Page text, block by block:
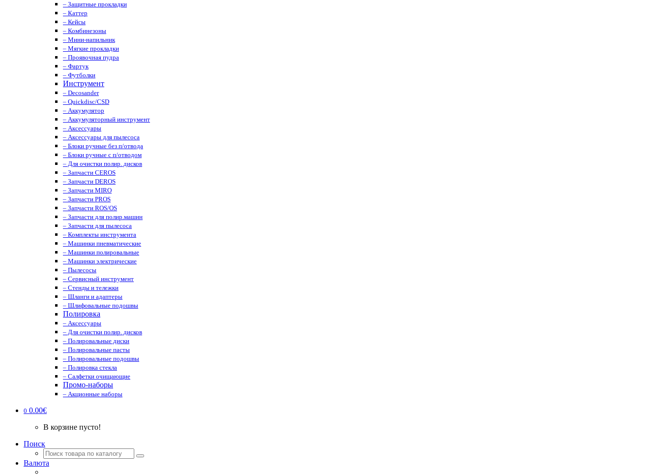
– Защитные прокладки
– Каттер
– Кейсы
– Комбинезоны
– Мини-напильник
– Мягкие прокладки
– Проявочная пудра
– Фартук
– Футболки
Инструмент
– Decosander
– Quickdisc/CSD
– Аккумулятор
– Аккумуляторный инструмент
– Аксессуары
– Аксессуары для пылесоса
– Блоки ручные без п/отвода
– Блоки ручные с п/отводом
– Для очистки полир. дисков
– Запчасти CEROS
– Запчасти DEROS
– Запчасти MIRO
– Запчасти PROS
– Запчасти ROS/OS
– Запчасти для полир.машин
– Запчасти для пылесоса
– Комплекты инструмента
– Машинки пневматические
– Машинки полировальные
– Машинки электрические
– Пылесосы
– Сервисный инструмент
– Стенды и тележки
– Шланги и адаптеры
– Шлифовальные подошвы
Полировка
– Аксессуары
– Для очистки полир. дисков
– Полировальные диски
– Полировальные пасты
– Полировальные подошвы
– Полировка стекла
– Салфетки очищающие
Промо-наборы
– Акционные наборы
0 0.00€
В корзине пусто!
Поиск
Валюта